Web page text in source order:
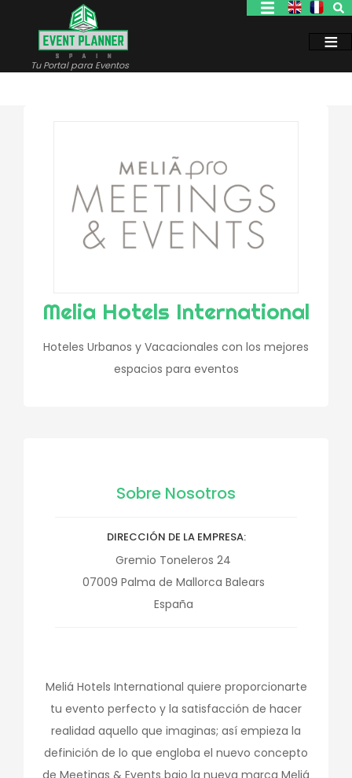
contenido
Tu Portal para Eventos
Melia Hotels International
Hoteles Urbanos y Vacacionales con los mejores
espacios para eventos
Sobre Nosotros
DIRECCIÓN DE LA EMPRESA
Gremio Toneleros 24
07009 Palma de Mallorca Balears
España
Meliá Hotels International quiere proporcionarte
tu evento perfecto y la satisfacción de hacer
realidad aquello que imaginas; así empieza la
definición de lo que engloba el nuevo concepto
de Meetings & Events bajo la nueva marca Meliá